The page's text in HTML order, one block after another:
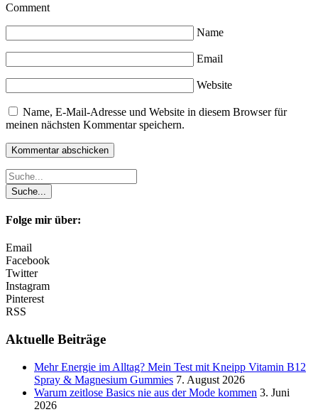
Comment
Name
Email
Website
Name, E-Mail-Adresse und Website in diesem Browser für
meinen nächsten Kommentar speichern.
Folge mir über:
Email
Facebook
Twitter
Instagram
Pinterest
RSS
Aktuelle Beiträge
Mehr Energie im Alltag? Mein Test mit Kneipp Vitamin B12
Spray & Magnesium Gummies 7. August 2026
Warum zeitlose Basics nie aus der Mode kommen 3. Juni
2026